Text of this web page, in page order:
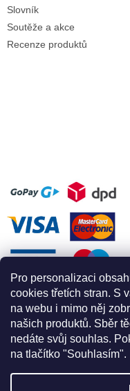
Pro personalizaci
cookies třetích stran. S
na webu i mimo něj
našich produktů. Sběr
nedáte svůj souhlas.
na tlačítko "Souhlasím".
Slovník
Soutěže a akce
Recenze produktů